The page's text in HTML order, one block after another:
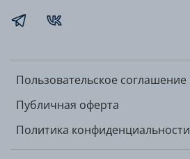
Пользовательское соглашение
Публичная оферта
Политика конфиденциальности